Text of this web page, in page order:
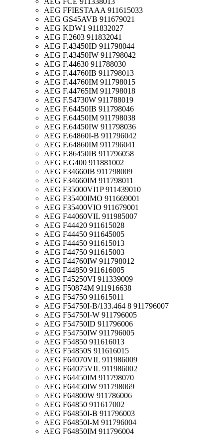
AEG FFIESTAAA 911615033
AEG GS45AVB 911679021
AEG KDW1 911832027
AEG F.2603 911832041
AEG F.43450ID 911798044
AEG F.43450IW 911798042
AEG F.44630 911788030
AEG F.44760IB 911798013
AEG F.44760IM 911798015
AEG F.44765IM 911798018
AEG F.54730W 911788019
AEG F.64450IB 911798046
AEG F.64450IM 911798038
AEG F.64450IW 911798036
AEG F.64860I-B 911796042
AEG F.64860IM 911796041
AEG F.86450IB 911796058
AEG F.G400 911881002
AEG F34660IB 911798009
AEG F34660IM 911798011
AEG F35000VI1P 911439010
AEG F35400IMO 911669001
AEG F35400VIO 911679001
AEG F44060VIL 911985007
AEG F44420 911615028
AEG F44450 911645005
AEG F44450 911615013
AEG F44750 911615003
AEG F44760IW 911798012
AEG F44850 911616005
AEG F45250VI 911339009
AEG F50874M 911916638
AEG F54750 911615011
AEG F54750I-B/133.464 8 911796007
AEG F54750I-W 911796005
AEG F54750ID 911796006
AEG F54750IW 911796005
AEG F54850 911616013
AEG F54850S 911616015
AEG F64070VIL 911986009
AEG F64075VIL 911986002
AEG F64450IM 911798070
AEG F64450IW 911798069
AEG F64800W 911786006
AEG F64850 911617002
AEG F64850I-B 911796003
AEG F64850I-M 911796004
AEG F64850IM 911796004